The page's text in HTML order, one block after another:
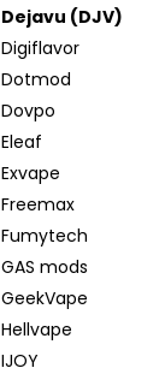
Dejavu (DJV)
Digiflavor
Dotmod
Dovpo
Eleaf
Exvape
Freemax
Fumytech
GAS mods
GeekVape
Hellvape
IJOY